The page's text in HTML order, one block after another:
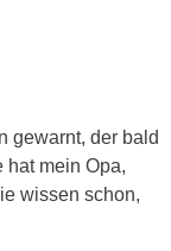
gewarnt, der bald
hat mein Opa,
wissen schon,